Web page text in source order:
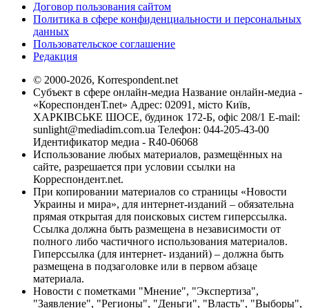
Договор пользования сайтом
Политика в сфере конфиденциальности и персональных
данных
Пользовательское соглашение
Редакция
© 2000-2026, Korrespondent.net
Субъект в сфере онлайн-медиа Название онлайн-медиа -
«КореспонденТ.net» Адрес: 02091, місто Київ,
ХАРКІВСЬКЕ ШОСЕ, будинок 172-Б, офіс 208/1 E-mail:
sunlight@mediadim.com.ua Телефон: 044-205-43-00
Идентификатор медиа - R40-06068
Использование любых материалов, размещённых на
сайте, разрешается при условии ссылки на
Корреспондент.net.
При копировании материалов со страницы «Новости
Украины и мира», для интернет-изданий – обязательна
прямая открытая для поисковых систем гиперссылка.
Ссылка должна быть размещена в независимости от
полного либо частичного использования материалов.
Гиперссылка (для интернет- изданий) – должна быть
размещена в подзаголовке или в первом абзаце
материала.
Новости с пометками "Мнение", "Экспертиза",
"Заявление", "Регионы", "Деньги", "Власть", "Выборы",